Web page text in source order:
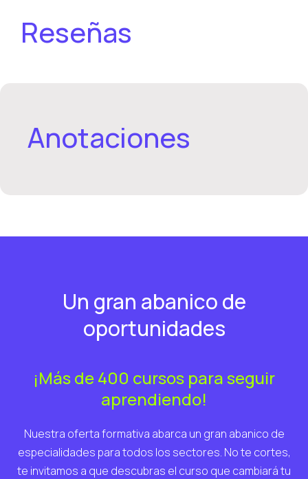
Reseñas
Anotaciones
Un gran abanico de
oportunidades
¡Más de 400 cursos para seguir
aprendiendo!
Nuestra oferta formativa abarca un gran abanico de
especialidades para todos los sectores. No te cortes,
te invitamos a que descubras el curso que cambiará tu